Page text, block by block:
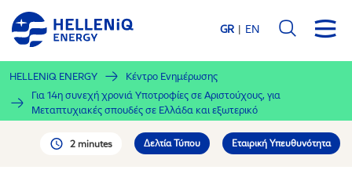
Παράκαμψη
προς
κυρίως
περιεχόμενο
GR EN
HELLENiQ ENERGY
Κέντρο Ενημέρωσης
Για 14η συνεχή χρονιά Υποτροφίες σε Αριστούχους, για
Μεταπτυχιακές σπουδές σε Ελλάδα και εξωτερικό
2 minutes Δελτία Τύπου Εταιρική Υπευθυνότητα